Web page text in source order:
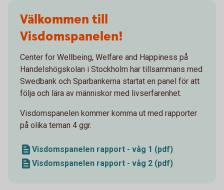
Välkommen till
Visdomspanelen!
Center for Wellbeing, Welfare and Happiness på
Handelshögskolan i Stockholm har tillsammans med
Swedbank och Sparbankerna startat en panel för att
följa och lära av människor med livserfarenhet.
Visdomspanelen kommer komma ut med rapporter
på olika teman 4 ggr.
Visdomspanelen rapport - våg 1 (pdf)
Visdomspanelen rapport - våg 2 (pdf)